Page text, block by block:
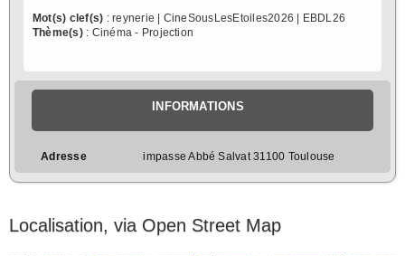
Mot(s) clef(s) : reynerie | CineSousLesEtoiles2026 | EBDL26
Thème(s): Cinéma - Projection
INFORMATIONS
Adresse impasse Abbé Salvat 31100 Toulouse
Localisation, via Open Street Map